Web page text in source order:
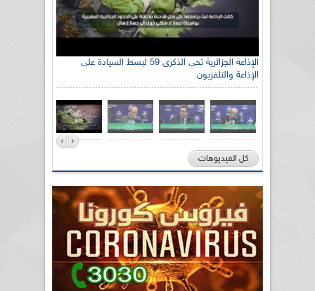
الإذاعة الجزائرية تحي الذكرى 59 لبسط السيادة على
الإذاعة والتلفزيون
كل الفيديوهات